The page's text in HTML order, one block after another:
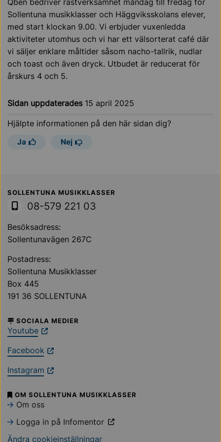
Sollentuna musikklasser och Häggviksskolans elever,
med start klockan 9.00. Vi erbjuder vuxenledda
aktiviteter utomhus och vi har ett välsorterat café där
vi säljer enklare måltider såsom nacho-tallrik, nudlar
och toast och även dryck. Utbudet är reducerat för
årskurs 4 och 5.
Sidan uppdaterades 15 april 2025
Hjälpte informationen på den här sidan dig?
Ja Nej
Sollentuna Kommun
SOLLENTUNA MUSIKKLASSER
08-579 221 03
Besöksadress:
Sollentunavägen 267C
Postadress:
Sollentuna Musikklasser
Box 445
191 36 SOLLENTUNA
SOCIALA MEDIER
Youtube
Facebook
Instagram
OM SOLLENTUNA MUSIKKLASSER
Om oss
Logga in på Infomentor
Ändra cookieinställningar